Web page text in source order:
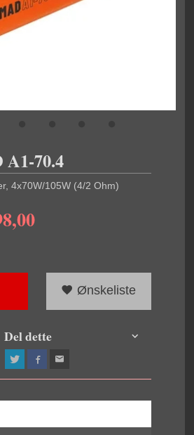
70.4
4x70W/105W (4/2 Ohm)
Ønskeliste
Del dette